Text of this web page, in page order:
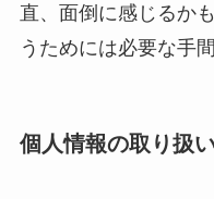
直、面倒に感じるか
うためには必要な手
個人情報の取り扱